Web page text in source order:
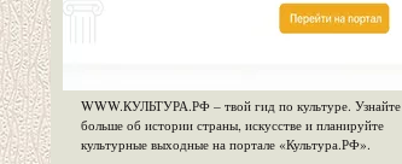
WWW.КУЛЬТУРА.РФ – твой гид по культуре. Узнайте
больше об истории страны, искусстве и планируйте
культурные выходные на портале «Культура.РФ».